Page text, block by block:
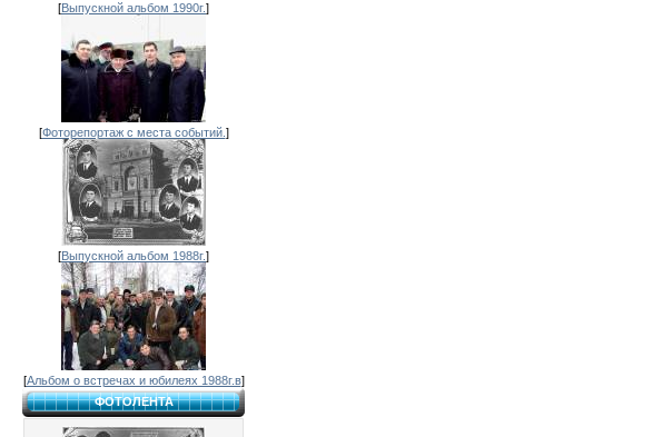
[Выпускной альбом 1990г.]
[Фоторепортаж с места событий. ]
[Выпускной альбом 1988г.]
[Альбом о встречах и юбилеях 1988г.в]
ФОТОЛЕНТА